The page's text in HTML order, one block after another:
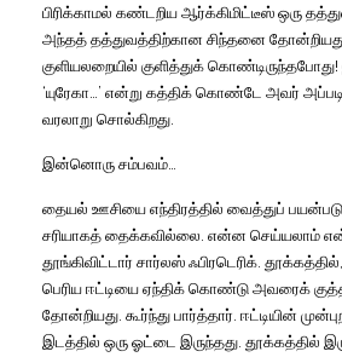
பிரிக்காமல் கண்டறிய ஆர்க்கிமிட்டீஸ் ஒரு
அந்தத் தத்துவத்திற்கான சிந்தனை தோன்றியது
குளியலறையில் குளித்துக்
‘யுரேகா…’ என்று கத்திக் கொண்டே அவர்
வரலாறு சொல்கிறது.
இன்னொரு சம்பவம்…
தையல் ஊசியை எந்திரத்தில் வைத்துப்
சரியாகத் தைக்கவில்லை. என்ன செய்யலாம்
தூங்கிவிட்டார் சார்லஸ் ஃபிரடெரிக்.
பெரிய ஈட்டியை ஏந்திக் கொண்டு அவரைக்
தோன்றியது. கூர்ந்து பார்த்தார். ஈட்டியின்
இடத்தில் ஒரு ஓட்டை இருந்தது. தூக்கத்தில்